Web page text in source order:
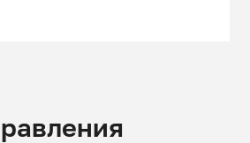
академической...